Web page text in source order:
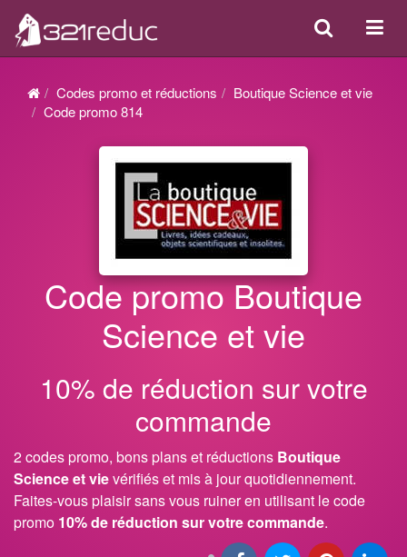
ou
Search
Codes promo et réductions
Boutique Science et vie
Code promo 814
Code promo Boutique
Science et vie
10% de réduction sur votre
commande
2 codes promo, bons plans et réductions Boutique
Science et vievérifiés et mis à jour quotidiennement.
Faites-vous plaisir sans vous ruiner en utilisant le code
promo 10% de réduction sur votre commande.